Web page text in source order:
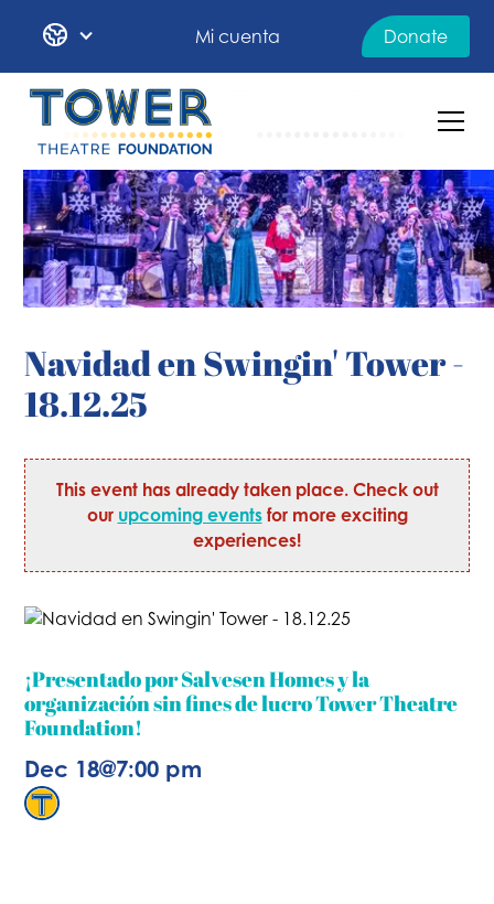
Mi cuenta Donate
Navidad en Swingin' Tower -
18.12.25
This event has already taken place. Check out
our upcoming eventsfor more exciting
experiences!
¡Presentado por Salvesen Homes y la
organización sin fines de lucro Tower Theatre
Foundation!
Dec 18@7:00 pm